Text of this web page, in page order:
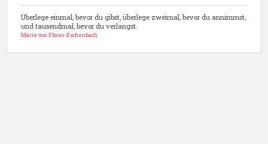
Überlege einmal, bevor du gibst, überlege zweimal, bevor du annimmst,
und tausendmal, bevor du verlangst.
Marie von Ebner-Eschenbach